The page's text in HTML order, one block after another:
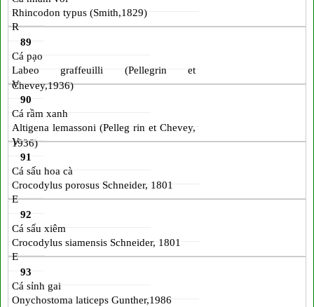
Rhincodon typus (Smith,1829)
R
89
Cá pạo
Labeo graffeuilli (Pellegrin et
Chevey,1936)
V
90
Cá rầm xanh
Altigena lemassoni (Pelleg rin et Chevey,
1936)
V
91
Cá sấu hoa cà
Crocodylus porosus Schneider, 1801
E
92
Cá sấu xiêm
Crocodylus siamensis Schneider, 1801
E
93
Cá sỉnh gai
Onychostoma laticeps Gunther,1986